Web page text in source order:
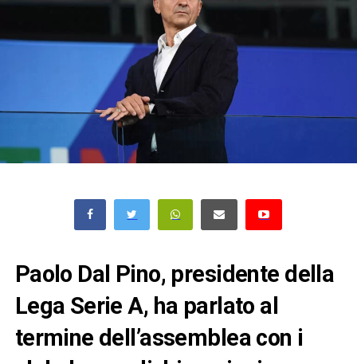
Paolo Dal Pino, presidente della
Lega Serie A, ha parlato al
termine dell’assemblea con i